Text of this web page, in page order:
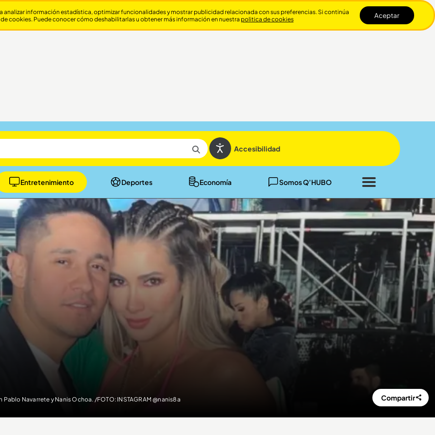
Accesibilidad
Entretenimiento Deportes Economía Somos Q’HUBO
Cerrar
Pablo Navarrete y Nanis Ochoa. /FOTO: INSTAGRAM @nanis8a Compartir
información estadística, optimizar funcionalidades y mostrar publicidad relacionada con sus preferencias. Si continúa
cookies. Puede conocer cómo deshabilitarlas u obtener más información en nuestra politica de cookies Aceptar